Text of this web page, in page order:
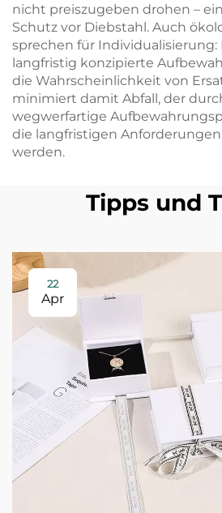
nicht preiszugeben drohen –
Schutz vor Diebstahl. Auch
sprechen für Individualisierung:
langfristig konzipierte
die Wahrscheinlichkeit von
minimiert damit Abfall, der
wegwerfartige
die langfristigen
werden.
Tipps und
22
Apr